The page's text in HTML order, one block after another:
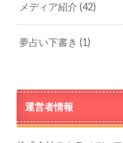
メディア紹介(42)
夢占い下書き(1)
運営者情報